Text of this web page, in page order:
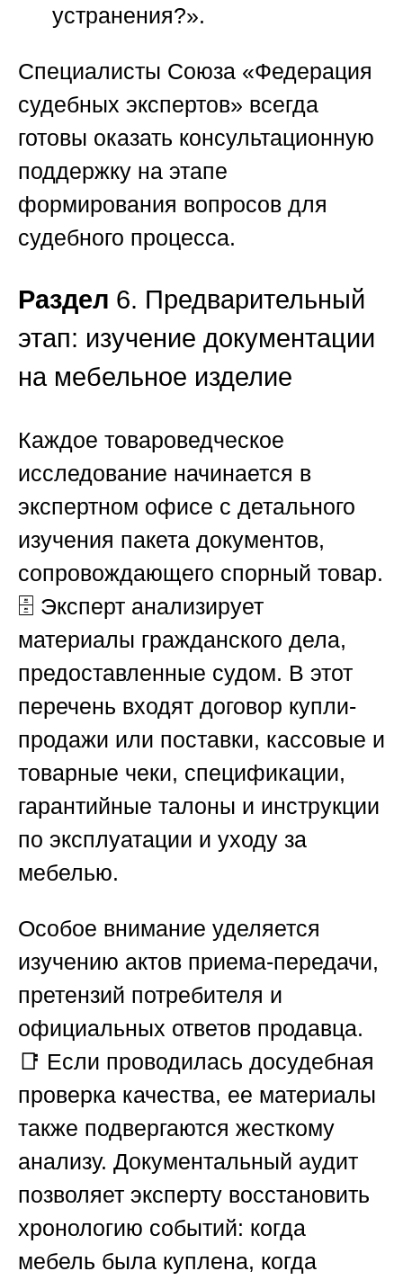
устранения?».
Специалисты Союза «Федерация
судебных экспертов» всегда
готовы оказать консультационную
поддержку на этапе
формирования вопросов для
судебного процесса.
Раздел 6. Предварительный
этап: изучение документации
на мебельное изделие
Каждое товароведческое
исследование начинается в
экспертном офисе с детального
изучения пакета документов,
сопровождающего спорный товар.
🗄️ Эксперт анализирует
материалы гражданского дела,
предоставленные судом. В этот
перечень входят договор купли-
продажи или поставки, кассовые и
товарные чеки, спецификации,
гарантийные талоны и инструкции
по эксплуатации и уходу за
мебелью.
Особое внимание уделяется
изучению актов приема-передачи,
претензий потребителя и
официальных ответов продавца.
📑 Если проводилась досудебная
проверка качества, ее материалы
также подвергаются жесткому
анализу. Документальный аудит
позволяет эксперту восстановить
хронологию событий: когда
мебель была куплена, когда